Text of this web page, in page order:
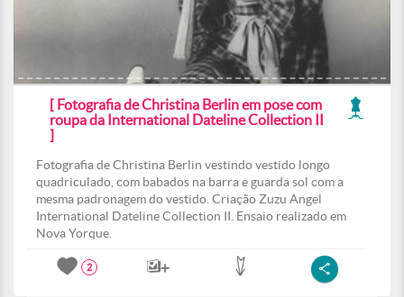
[ Fotografia de Christina Berlin em pose com
roupa da International Dateline Collection II
]
Fotografia de Christina Berlin vestindo vestido longo
quadriculado, com babados na barra e guarda sol com a
mesma padronagem do vestido. Criação Zuzu Angel
International Dateline Collection II. Ensaio realizado em
Nova Yorque.
2